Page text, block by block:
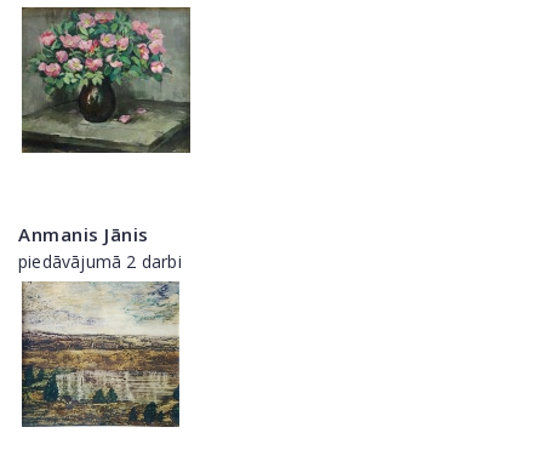
Anmanis Jānis
piedāvājumā 2 darbi